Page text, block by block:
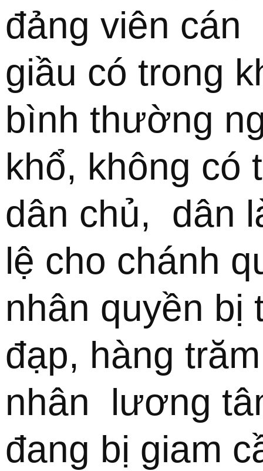
đảng viên cán
giầu có trong
bình thường
khổ, không có
dân chủ,  dân
lệ cho chánh
nhân quyền bị
đạp, hàng
nhân  lương
đang bị giam